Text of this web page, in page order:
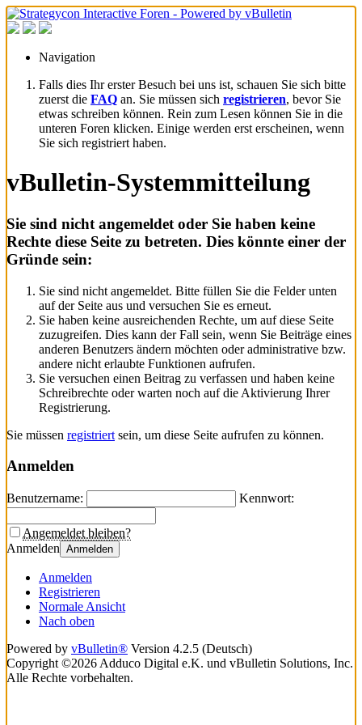
Navigation
Falls dies Ihr erster Besuch bei uns ist, schauen Sie sich bitte
zuerst die FAQ an. Sie müssen sich registrieren, bevor Sie
etwas schreiben können. Rein zum Lesen können Sie in die
unteren Foren klicken. Einige werden erst erscheinen, wenn
Sie sich registriert haben.
vBulletin-Systemmitteilung
Sie sind nicht angemeldet oder Sie haben keine
Rechte diese Seite zu betreten. Dies könnte einer der
Gründe sein:
Sie sind nicht angemeldet. Bitte füllen Sie die Felder unten
auf der Seite aus und versuchen Sie es erneut.
Sie haben keine ausreichenden Rechte, um auf diese Seite
zuzugreifen. Dies kann der Fall sein, wenn Sie Beiträge eines
anderen Benutzers ändern möchten oder administrative bzw.
andere nicht erlaubte Funktionen aufrufen.
Sie versuchen einen Beitrag zu verfassen und haben keine
Schreibrechte oder warten noch auf die Aktivierung Ihrer
Registrierung.
Sie müssen registriert sein, um diese Seite aufrufen zu können.
Anmelden
Benutzername: Kennwort:
Angemeldet bleiben?
Anmelden Anmelden
Anmelden
Registrieren
Normale Ansicht
Nach oben
Powered by vBulletin® Version 4.2.5 (Deutsch)
Copyright ©2026 Adduco Digital e.K. und vBulletin Solutions, Inc.
Alle Rechte vorbehalten.